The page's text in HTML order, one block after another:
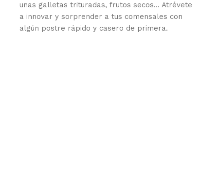
unas galletas trituradas, frutos secos… Atrévete
a innovar y sorprender a tus comensales con
algún postre rápido y casero de primera.